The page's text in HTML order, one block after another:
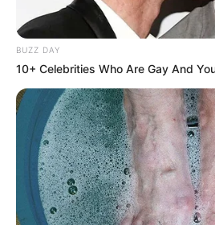
BUZZ DAY
10+ Celebrities Who Are Gay And